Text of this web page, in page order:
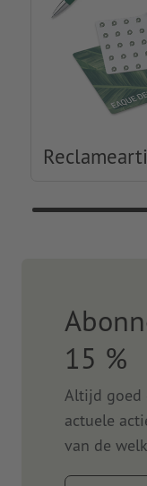
15 %
Altijd goed
actuele
van de